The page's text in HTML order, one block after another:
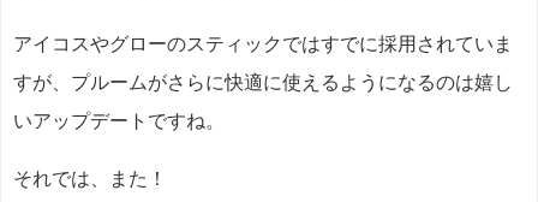
アイコスやグローのスティックではすでに採用されていま
すが、プルームがさらに快適に使えるようになるのは嬉し
いアップデートですね。
それでは、また！